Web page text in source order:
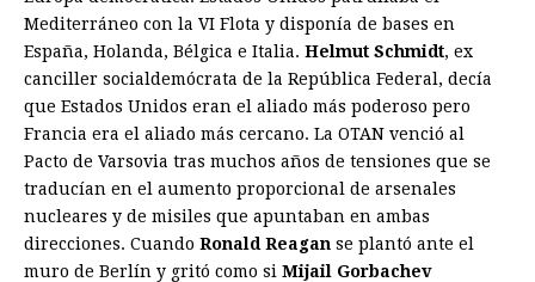
Mediterráneo con la VI Flota y disponía de bases en
España, Holanda, Bélgica e Italia. Helmut Schmidt, ex
canciller socialdemócrata de la República Federal, decía
que Estados Unidos eran el aliado más poderoso pero
Francia era el aliado más cercano. La OTAN venció al
Pacto de Varsovia tras muchos años de tensiones que se
traducían en el aumento proporcional de arsenales
nucleares y de misiles que apuntaban en ambas
direcciones. Cuando Ronald Reagan se plantó ante el
muro de Berlín y gritó como si Mijail Gorbachev